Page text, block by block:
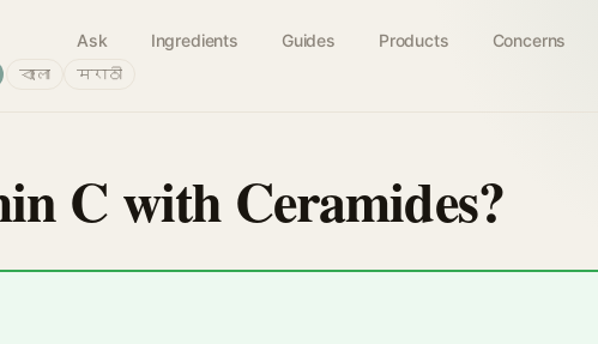
Ask Ingredients Guides Products Concerns
বাংলা मराठी
C with Ceramides?